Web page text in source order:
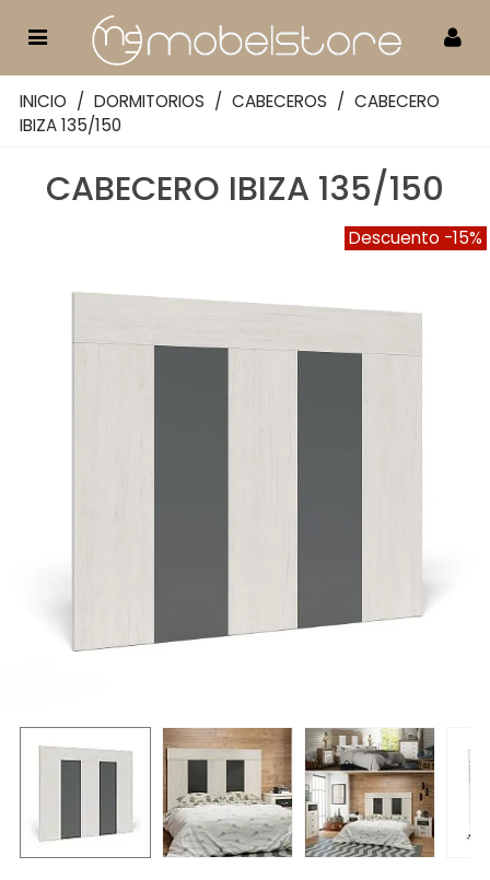
INICIO / DORMITORIOS / CABECEROS / CABECERO
IBIZA 135/150
CABECERO IBIZA 135/150
Descuento -15%